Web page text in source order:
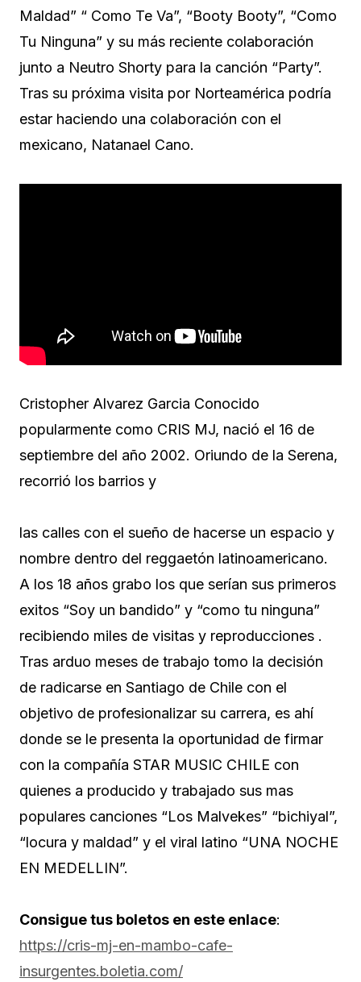
Maldad” “ Como Te Va”, “Booty Booty”, “Como
Tu Ninguna” y su más reciente colaboración
junto a Neutro Shorty para la canción “Party”.
Tras su próxima visita por Norteamérica podría
estar haciendo una colaboración con el
mexicano, Natanael Cano.
Cristopher Alvarez Garcia Conocido
popularmente como CRIS MJ, nació el 16 de
septiembre del año 2002. Oriundo de la Serena,
recorrió los barrios y
las calles con el sueño de hacerse un espacio y
nombre dentro del reggaetón latinoamericano.
A los 18 años grabo los que serían sus primeros
exitos “Soy un bandido” y “como tu ninguna”
recibiendo miles de visitas y reproducciones .
Tras arduo meses de trabajo tomo la decisión
de radicarse en Santiago de Chile con el
objetivo de profesionalizar su carrera, es ahí
donde se le presenta la oportunidad de firmar
con la compañía STAR MUSIC CHILE con
quienes a producido y trabajado sus mas
populares canciones “Los Malvekes” “bichiyal”,
“locura y maldad” y el viral latino “UNA NOCHE
EN MEDELLIN”.
Consigue tus boletos en este enlace:
https://cris-mj-en-mambo-cafe-
insurgentes.boletia.com/